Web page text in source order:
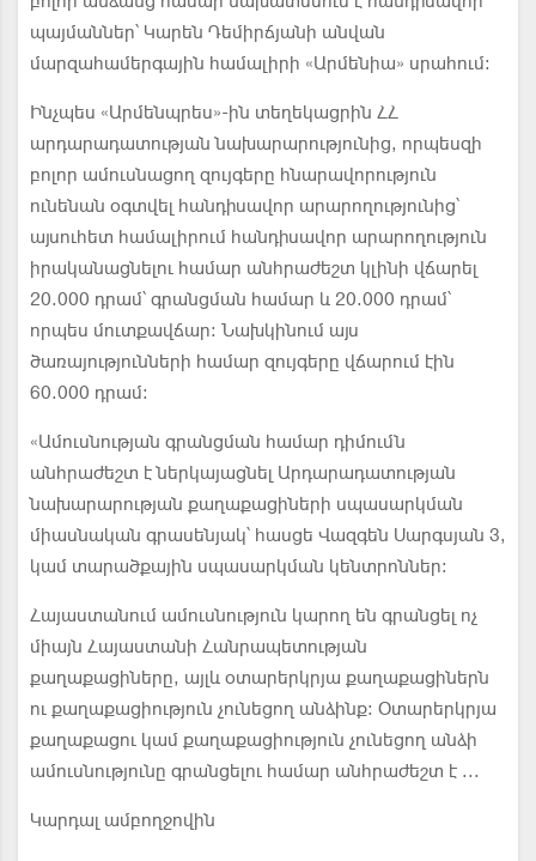
պայմաններ՝ Կարեն Դեմիրճյանի անվան
մարզահամերգային համալիրի «Արմենիա» սրահում:
Ինչպես «Արմենպրես»-ին տեղեկացրին ՀՀ
արդարադատության նախարարությունից, որպեսզի
բոլոր ամուսնացող զույգերը հնարավորություն
ունենան օգտվել հանդիսավոր արարողությունից՝
այսուհետ համալիրում հանդիսավոր արարողություն
իրականացնելու համար անհրաժեշտ կլինի վճարել
20.000 դրամ՝ գրանցման համար և 20.000 դրամ՝
որպես մուտքավճար: Նախկինում այս
ծառայությունների համար զույգերը վճարում էին
60.000 դրամ:
«Ամուսնության գրանցման համար դիմումն
անհրաժեշտ է ներկայացնել Արդարադատության
նախարարության քաղաքացիների սպասարկման
միասնական գրասենյակ՝ հասցե Վազգեն Սարգսյան 3,
կամ տարածքային սպասարկման կենտրոններ:
Հայաստանում ամուսնություն կարող են գրանցել ոչ
միայն Հայաստանի Հանրապետության
քաղաքացիները, այլև օտարերկրյա քաղաքացիներն
ու քաղաքացիություն չունեցող անձինք: Օտարերկրյա
քաղաքացու կամ քաղաքացիություն չունեցող անձի
ամուսնությունը գրանցելու համար անհրաժեշտ է ...
Կարդալ ամբողջովին